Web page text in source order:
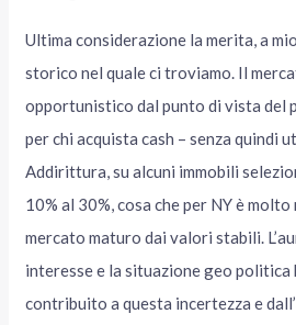
Ultima considerazione la merita, a
storico nel quale ci troviamo. Il
opportunistico dal punto di vista del
per chi acquista cash – senza quindi
Addirittura, su alcuni immobili
10% al 30%, cosa che per NY è molto
mercato maturo dai valori stabili.
interesse e la situazione geo politica
contribuito a questa incertezza e